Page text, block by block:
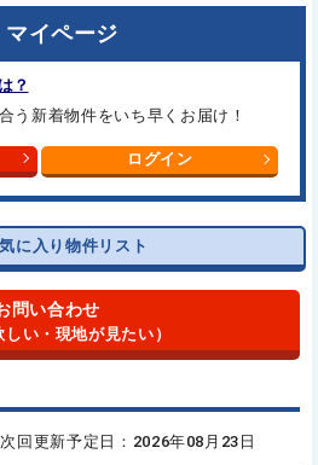
マイページ
？
う 新着物件をいち早くお届け！
ログイン
に入り物件リスト
問い合わせ
しい・現地が見たい）
回更新予定日：2026年08月23日